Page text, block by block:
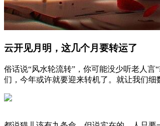
云开见月明，这几个月要转运了
俗话说“风水轮流转”，你可能没少听老人言
们，今年或许就要迎来转机了。就让我们细